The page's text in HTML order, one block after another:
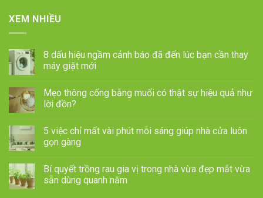
XEM NHIỀU
8 dấu hiệu ngầm cảnh báo đã đến lúc bạn cần thay
máy giặt mới
Mẹo thông cống bằng muối có thật sự hiệu quả như
lời đồn?
5 việc chỉ mất vài phút mỗi sáng giúp nhà cửa luôn
gọn gàng
Bí quyết trồng rau gia vị trong nhà vừa đẹp mắt vừa
sẵn dùng quanh năm